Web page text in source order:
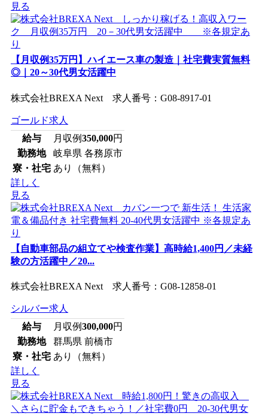
見る
【月収例35万円】ハイエース車の製造｜社宅費実質無料
◎｜20～30代男女活躍中
株式会社BREXA Next 求人番号：G08-8917-01
ゴールド求人
給与
月収例350,000円
勤務地
岐阜県 各務原市
寮・社宅 あり（無料）
詳しく
見る
【自動車部品の組立てや検査作業】高時給1,400円／未経
験の方活躍中／20...
株式会社BREXA Next 求人番号：G08-12858-01
シルバー求人
給与
月収例300,000円
勤務地
群馬県 前橋市
寮・社宅 あり（無料）
詳しく
見る